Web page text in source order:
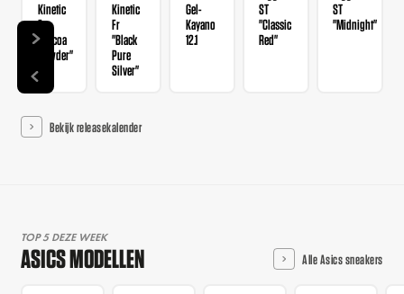
Kinetic
Fr
"Cocoa
Powder"
Kinetic
Fr
"Black
Pure
Silver"
Gel-
Kayano
12.1
ST
"Classic
Red"
ST
"Midnight"
Bekijk releasekalender
TOP 5 DEZE WEEK
ASICS MODELLEN Alle Asics sneakers